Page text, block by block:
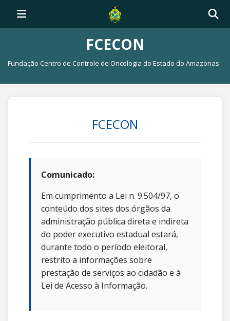
FCECON
Fundação Centro de Controle de Oncologia do Estado do Amazonas
FCECON
Comunicado:
Em cumprimento a Lei n. 9.504/97, o
conteúdo dos sites dos órgãos da
administração pública direta e indireta
do poder executivo estadual estará,
durante todo o período eleitoral,
restrito a informações sobre
prestação de serviços ao cidadão e à
Lei de Acesso à Informação.